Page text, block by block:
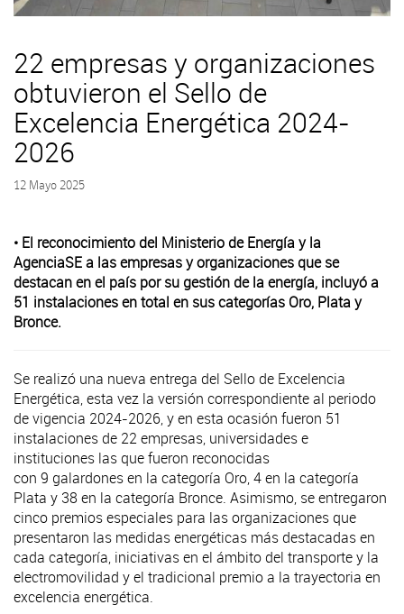
22 empresas y organizaciones
obtuvieron el Sello de
Excelencia Energética 2024-
2026
12 Mayo 2025
• El reconocimiento del Ministerio de Energía y la
AgenciaSE a las empresas y organizaciones que se
destacan en el país por su gestión de la energía, incluyó a
51 instalaciones en total en sus categorías Oro, Plata y
Bronce.
Se realizó una nueva entrega del Sello de Excelencia
Energética, esta vez la versión correspondiente al periodo
de vigencia 2024-2026, y en esta ocasión fueron 51
instalaciones de 22 empresas, universidades e
instituciones las que fueron reconocidas
con 9 galardones en la categoría Oro, 4 en la categoría
Plata y 38 en la categoría Bronce. Asimismo, se entregaron
cinco premios especiales para las organizaciones que
presentaron las medidas energéticas más destacadas en
cada categoría, iniciativas en el ámbito del transporte y la
electromovilidad y el tradicional premio a la trayectoria en
excelencia energética.